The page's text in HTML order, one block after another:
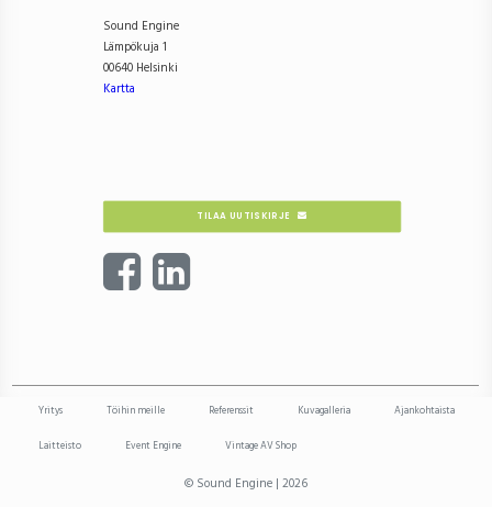
Sound Engine
Lämpökuja 1
00640 Helsinki
Kartta
TILAA UUTISKIRJE
Yritys Töihin meille Referenssit Kuvagalleria Ajankohtaista
Laitteisto Event Engine Vintage AV Shop
© Sound Engine | 2026